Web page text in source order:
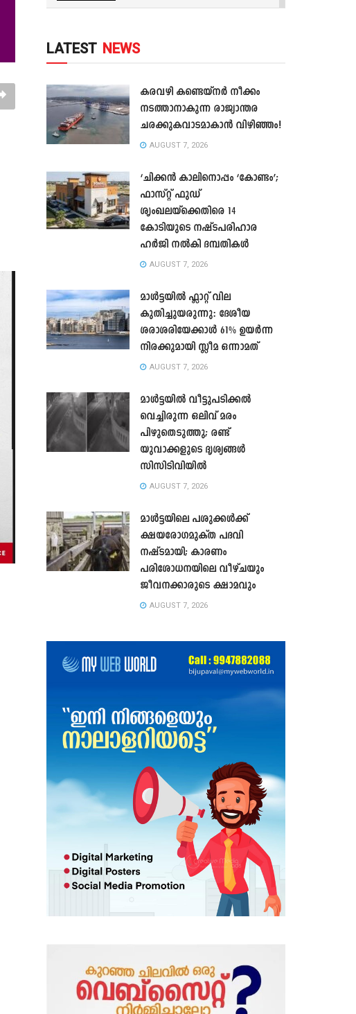
LATEST NEWS
കരവഴി കണ്ടെയ്നർ നീക്കം
നടത്താനാകുന്ന രാജ്യാന്തര
ചരക്കുകവാടമാകാൻ വിഴിഞ്ഞം!
AUGUST 7, 2026
‘ചിക്കൻ കാലിനൊപ്പം ‘കോണ്ടം’;
ഫാസ്റ്റ് ഫുഡ്
ശൃംഖലയ്ക്കെതിരെ 14
കോടിയുടെ നഷ്ടപരിഹാര
ഹർജി നൽകി ദമ്പതികൾ
AUGUST 7, 2026
മാൾട്ടയിൽ ഫ്ലാറ്റ് വില
കുതിച്ചുയരുന്നു: ദേശീയ
ശരാശരിയേക്കാൾ 61% ഉയർന്ന
നിരക്കുമായി സ്ലീമ ഒന്നാമത്
AUGUST 7, 2026
മാൾട്ടയിൽ വീട്ടുപടിക്കൽ
വെച്ചിരുന്ന ഒലിവ് മരം
പിഴുതെടുത്തു; രണ്ട്
യുവാക്കളുടെ ദൃശ്യങ്ങൾ
സിസിടിവിയിൽ
AUGUST 7, 2026
മാൾട്ടയിലെ പശുക്കൾക്ക്
ക്ഷയരോഗമുക്ത പദവി
നഷ്ടമായി; കാരണം
പരിശോധനയിലെ വീഴ്ചയും
ജീവനക്കാരുടെ ക്ഷാമവും
AUGUST 7, 2026